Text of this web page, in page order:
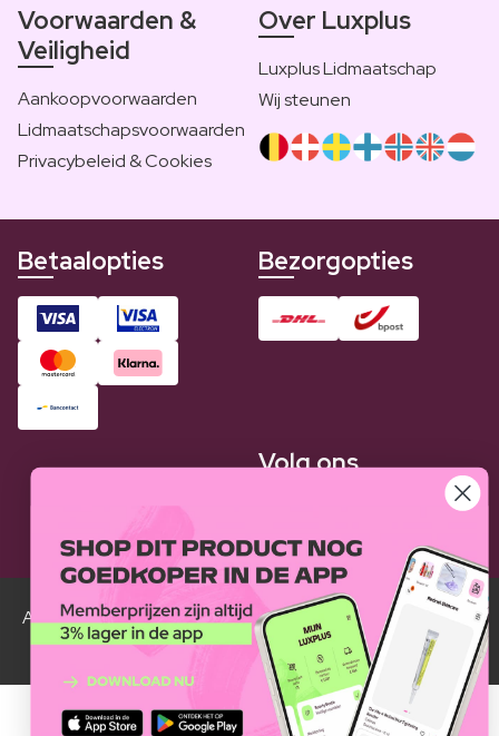
Voorwaarden &
Veiligheid
Aankoopvoorwaarden
Lidmaatschapsvoorwaarden
Privacybeleid & Cookies
Over Luxplus
Luxplus Lidmaatschap
Wij steunen
Betaalopties Bezorgopties
Volg ons
Alle Luxplus ledenprijzen zijn weergegeven in vergelijking
met de normale prijzen.